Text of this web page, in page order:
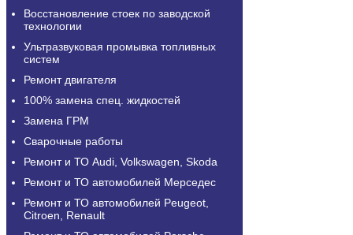
Восстановление стоек по заводской
технологии
Ультразвуковая промывка топливных
систем
Ремонт двигателя
100% замена спец. жидкостей
Замена ГРМ
Сварочные работы
Ремонт и ТО Audi, Volkswagen, Skoda
Ремонт и ТО автомобилей Мерседес
Ремонт и ТО автомобилей Peugeot,
Citroen, Renault